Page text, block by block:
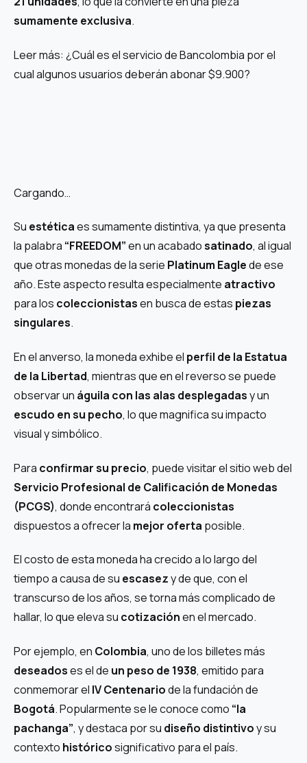
sumamente exclusiva.
Leer más: ¿Cuál es el servicio de Bancolombia por el
cual algunos usuarios deberán abonar $9.900?
Cargando…
Su estéticaes sumamente distintiva, ya que presenta
la palabra “FREEDOM”en un acabadosatinado, al igual
que otras monedas de la serie Platinum Eaglede ese
año. Este aspecto resulta especialmente atractivo
para los coleccionistasen busca de estas piezas
singulares.
En el anverso, la moneda exhibe el perfil de la Estatua
de la Libertad, mientras que en el reverso se puede
observar un águila con las alas desplegadasy un
escudo en su pecho, lo que magnifica su impacto
visual y simbólico.
Para confirmar su precio, puede visitar el sitio web del
Servicio Profesional de Calificación de Monedas
(PCGS), donde encontrará coleccionistas
dispuestos a ofrecer la mejor oferta posible.
El costo de esta moneda ha crecido a lo largo del
tiempo a causa de su escasezy de que, con el
transcurso de los años, se torna más complicado de
hallar, lo que eleva su cotizaciónen el mercado.
Por ejemplo, en Colombia, uno de los billetes más
deseadoses el de un peso de 1938, emitido para
conmemorar el IV Centenariode la fundación de
Bogotá. Popularmente se le conoce como “la
pachanga”, y destaca por su diseño distintivoy su
contexto históricosignificativo para el país.